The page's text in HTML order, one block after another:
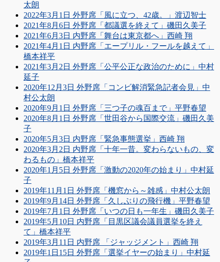
太朗
2022年3月1日 外野席「風に立つ、42歳。」渡辺智士
2021年8月6日 外野席「都議選を終えて」磯田久美子
2021年6月3日 内野席「舞台は東京都へ」西崎 翔
2021年4月1日 内野席「エープリル・フールを越えて」
橋本祥平
2021年3月2日 外野席「公平公正な政治のために」中村
延子
2020年12月3日 外野席「コンビ解消緊急記者会見」中
村公太朗
2020年9月1日 外野席「三つ子の魂百まで」平野春望
2020年8月1日 外野席「世田谷から国際交流」磯田久美
子
2020年5月3日 内野席「緊急事態選挙」西崎 翔
2020年3月2日 内野席「十年一昔。変わらないもの、変
わるもの」橋本祥平
2020年1月5日 外野席「激動の2020年の始まり」中村延
子
2019年11月1日 外野席「機窓から～雑感」中村公太朗
2019年9月14日 外野席「久しぶりの飛行機」平野春望
2019年7月1日 外野席「いつの日も一年生」磯田久美子
2019年5月10日 内野席「目黒区議会議員選挙を終え
て」橋本祥平
2019年3月11日 内野席 「ジャッジメント」西崎 翔
2019年1日15日 外野席「選挙イヤーの始まり」中村延